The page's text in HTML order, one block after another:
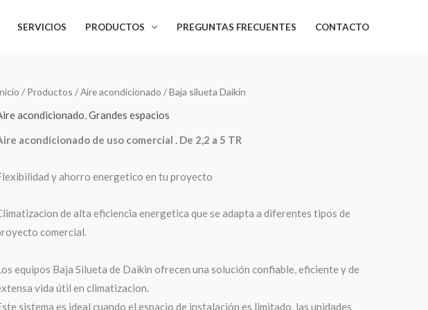
SERVICIOS PRODUCTOS PREGUNTAS FRECUENTES CONTACTO
/ Productos /Aire acondicionado / Baja silueta Daikin
acondicionado,Grandes espacios
acondicionado de uso comercial . De 2,2 a 5 TR
y ahorro energetico en tu proyecto
de alta eficiencia energetica que se adapta a diferentes tipos de
comercial.
equipos Baja Silueta de Daikin ofrecen una solución confiable, eficiente y de
vida útil en climatizacion.
sistema es ideal cuando el espacio de instalación es limitado, las unidades